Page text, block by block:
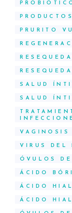
PRURITO
SALUD
SALUD
VAGINOSIS
VIRUS DEL
ÓVULOS
ÁCIDO
ÁCIDO
ÁCIDO